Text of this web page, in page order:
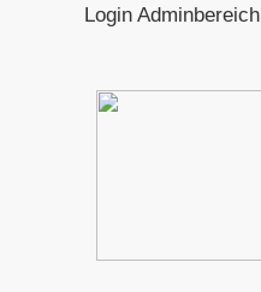
Login Adminbereich